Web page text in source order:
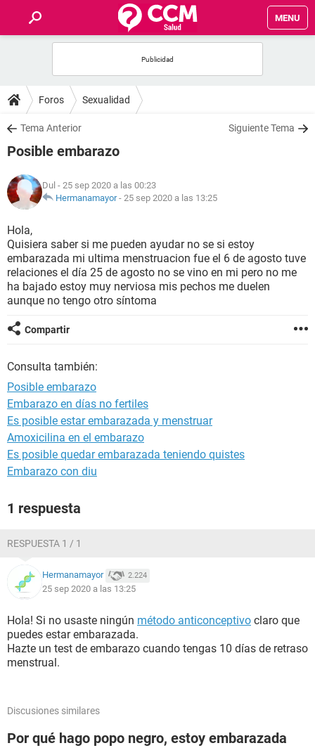
MENU
FOROS
SALUD
NUTRICIÓN
BIENESTAR
SEXUALIDAD
GLOSARIO
Foros Sexualidad
Tema Anterior Siguiente Tema
Posible embarazo
Dul - 25 sep 2020 a las 00:23
Hermanamayor- 25 sep 2020 a las 13:25
Hola,
Quisiera saber si me pueden ayudar no se si estoy
embarazada mi ultima menstruacion fue el 6 de agosto tuve
relaciones el día 25 de agosto no se vino en mi pero no me
ha bajado estoy muy nerviosa mis pechos me duelen
aunque no tengo otro síntoma
Compartir
Consulta también:
Posible embarazo
Embarazo en días no fertiles
Es posible estar embarazada y menstruar
Amoxicilina en el embarazo
Es posible quedar embarazada teniendo quistes
Embarazo con diu
1 respuesta
RESPUESTA 1 / 1
Hermanamayor 2.224
25 sep 2020 a las 13:25
Hola! Si no usaste ningún método anticonceptivo claro que
puedes estar embarazada.
Hazte un test de embarazo cuando tengas 10 días de retraso
menstrual.
Discusiones similares
Por qué hago popo negro, estoy embarazada